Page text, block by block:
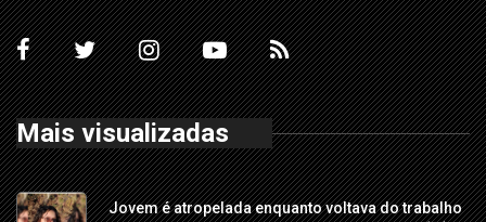
Mais visualizadas
Jovem é atropelada enquanto voltava do trabalho